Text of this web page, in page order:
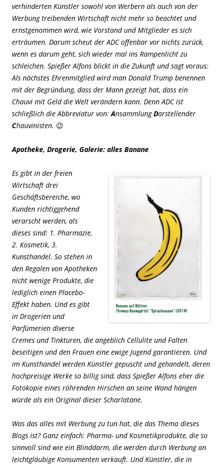
verhinderten Künstler sowohl von Werbern als auch von der
Werbung treibenden Wirtschaft nicht mehr so beachtet und
ernstgenommen wird, wie Vorstand und Mitglieder es sich
erträumen. Darum scheut der ADC offenbar vor nichts zurück,
wenn es darum geht, sich wieder mal ins Rampenlicht zu
schleichen. Spießer Alfons blickt in die Zukunft und sagt voraus:
Als nächstes Ehrenmitglied wird man Donald Trump benennen
mit der Begründung, dass der Mann gezeigt hat, dass ein
Chauvi mit Geld die Welt verändern kann. Denn ADC ist
schließlich die Abbreviatur von:AnsammlungDarstellender
Chauvinisten. 😉
Apotheke, Drogerie, Galerie: alles Banane
Es gibt in der freien
Wirtschaft drei
Geschäftsbereiche, wo
Kunden richtiggehend
verarscht werden, als
dieses sind: 1. Pharmazie,
2. Kosmetik, 3.
Kunsthandel. So stehen in
den Regalen von Apotheken
nicht wenige Produkte, die
lediglich einen Placebo-
Effekt haben. Und es gibt
in Drogerien und
Parfümerien diverse
Cremes und Tinkturen, die angeblich Cellulite und Falten
beseitigen und den Frauen eine ewige Jugend garantieren. Und
im Kunsthandel werden Künstler gepuscht und gehandelt, deren
hochpreisige Werke so billig sind, dass Spießer Alfons eher die
Fotokopie eines röhrenden Hirschen an seine Wand hängen
würde als ein Original dieser Scharlatane.
Was das alles mit Werbung zu tun hat, die das Thema dieses
Blogs ist? Ganz einfach: Pharma- und Kosmetikprodukte, die so
sinnvoll sind wie ein Blinddarm, die werden durch Werbung an
leichtgläubige Konsumenten verkauft. Und Künstler, die in